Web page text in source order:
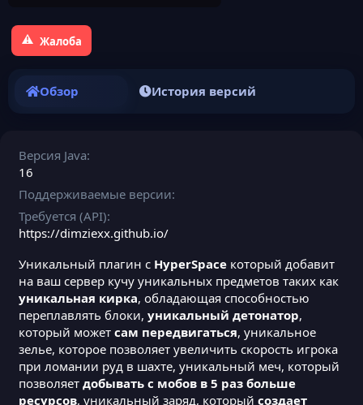
Жалоба
Обзор История версий
Версия Java
16
Поддерживаемые версии
Требуется (API)
https://dimziexx.github.io/
Уникальный плагин с HyperSpace который добавит
на ваш сервер кучу уникальных предметов таких как
уникальная кирка, обладающая способностью
переплавлять блоки, уникальный детонатор,
который может сам передвигаться, уникальное
зелье, которое позволяет увеличить скорость игрока
при ломании руд в шахте, уникальный меч, который
позволяет добывать с мобов в 5 раз больше
ресурсов, уникальный заряд, который создает